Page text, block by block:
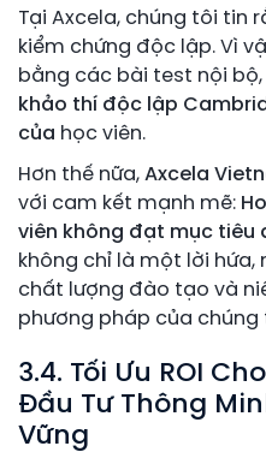
Tại Axcela, chúng tôi tin
kiểm chứng độc lập. Vì
bằng các bài test nội
khảo thí độc lập
của học viên.
Hơn thế nữa, Axcela
với cam kết mạnh mẽ:
viên không đạt mục tiêu
không chỉ là một lời hứa,
chất lượng đào tạo và
phương pháp của chúng
3.4. Tối Ưu ROI
Đầu Tư Thông
Vững